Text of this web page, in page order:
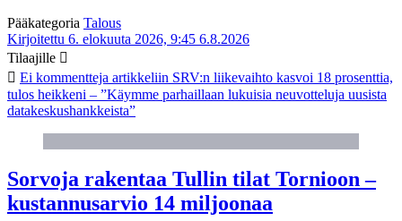
Pääkategoria Talous
Kirjoitettu 6. elokuuta 2026, 9:45 6.8.2026
Tilaajille
Ei kommentteja artikkeliin SRV:n liikevaihto kasvoi 18 prosenttia,
tulos heikkeni – ”Käymme parhaillaan lukuisia neuvotteluja uusista
datakeskushankkeista”
Sorvoja rakentaa Tullin tilat Tornioon –
kustannusarvio 14 miljoonaa